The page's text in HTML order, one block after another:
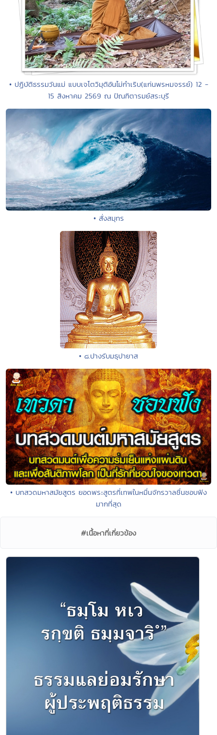
• ปฏิบัติธรรมวันแม่ แบบเจโตวิมุติอันไม่กำเริบ(แก่นพรหมจรรย์) 12 -
15 สิงหาคม 2569 ณ ปัณฑิตารมย์สระบุรี
• สั่งสมุทร
• ๘.ปางรับมธุปายาส
• บทสวดมหาสมัยสูตร ยอดพระสูตรที่เทพในหมื่นจักรวาลชื่นชอบฟัง
มากที่สุด
#เนื้อหาที่เกี่ยวข้อง